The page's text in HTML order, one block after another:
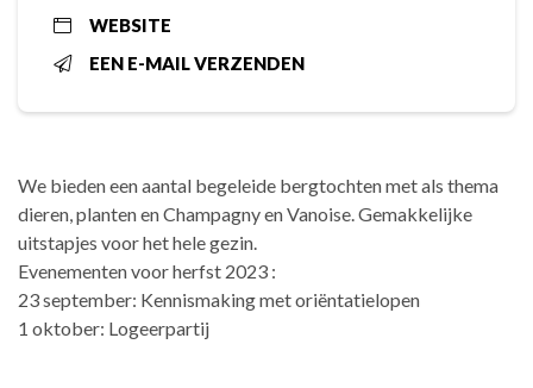
WEBSITE
EEN E-MAIL VERZENDEN
We bieden een aantal begeleide bergtochten met als thema
dieren, planten en Champagny en Vanoise. Gemakkelijke
uitstapjes voor het hele gezin.
Evenementen voor herfst 2023 :
23 september: Kennismaking met oriëntatielopen
1 oktober: Logeerpartij